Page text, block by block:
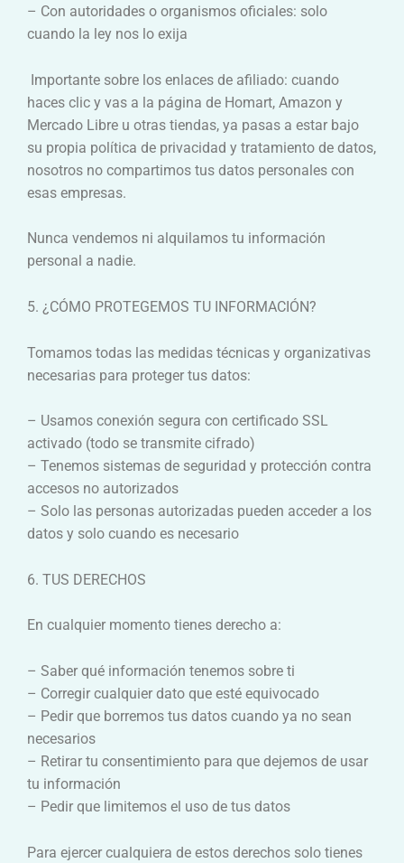
– Con autoridades o organismos oficiales: solo
cuando la ley nos lo exija
Importante sobre los enlaces de afiliado: cuando
haces clic y vas a la página de Homart, Amazon y
Mercado Libre u otras tiendas, ya pasas a estar bajo
su propia política de privacidad y tratamiento de datos,
nosotros no compartimos tus datos personales con
esas empresas.
Nunca vendemos ni alquilamos tu información
personal a nadie.
5. ¿CÓMO PROTEGEMOS TU INFORMACIÓN?
Tomamos todas las medidas técnicas y organizativas
necesarias para proteger tus datos:
– Usamos conexión segura con certificado SSL
activado (todo se transmite cifrado)
– Tenemos sistemas de seguridad y protección contra
accesos no autorizados
– Solo las personas autorizadas pueden acceder a los
datos y solo cuando es necesario
6. TUS DERECHOS
En cualquier momento tienes derecho a:
– Saber qué información tenemos sobre ti
– Corregir cualquier dato que esté equivocado
– Pedir que borremos tus datos cuando ya no sean
necesarios
– Retirar tu consentimiento para que dejemos de usar
tu información
– Pedir que limitemos el uso de tus datos
Para ejercer cualquiera de estos derechos solo tienes